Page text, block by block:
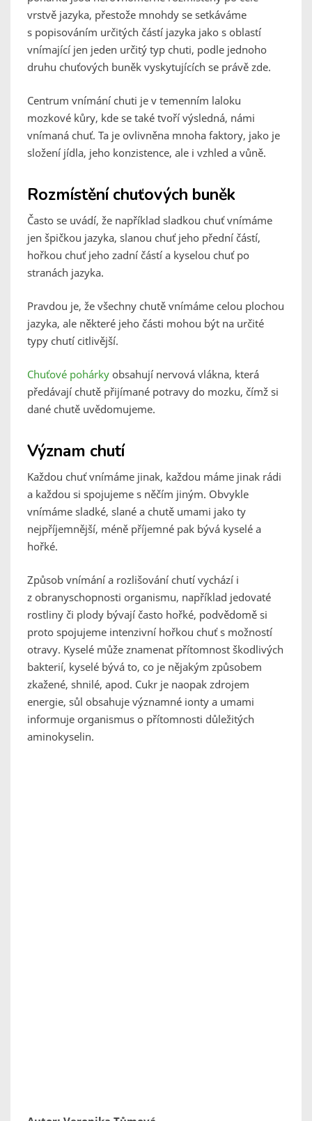
vrstvě jazyka, přestože mnohdy se setkáváme
s popisováním určitých částí jazyka jako s oblastí
vnímající jen jeden určitý typ chuti, podle jednoho
druhu chuťových buněk vyskytujících se právě zde.
Centrum vnímání chuti je v temenním laloku
mozkové kůry, kde se také tvoří výsledná, námi
vnímaná chuť. Ta je ovlivněna mnoha faktory, jako je
složení jídla, jeho konzistence, ale i vzhled a vůně.
Rozmístění chuťových buněk
Často se uvádí, že například sladkou chuť vnímáme
jen špičkou jazyka, slanou chuť jeho přední částí,
hořkou chuť jeho zadní částí a kyselou chuť po
stranách jazyka.
Pravdou je, že všechny chutě vnímáme celou plochou
jazyka, ale některé jeho části mohou být na určité
typy chutí citlivější.
Chuťové pohárky obsahují nervová vlákna, která
předávají chutě přijímané potravy do mozku, čímž si
dané chutě uvědomujeme.
Význam chutí
Každou chuť vnímáme jinak, každou máme jinak rádi
a každou si spojujeme s něčím jiným. Obvykle
vnímáme sladké, slané a chutě umami jako ty
nejpříjemnější, méně příjemné pak bývá kyselé a
hořké.
Způsob vnímání a rozlišování chutí vychází i
z obranyschopnosti organismu, například jedovaté
rostliny či plody bývají často hořké, podvědomě si
proto spojujeme intenzivní hořkou chuť s možností
otravy. Kyselé může znamenat přítomnost škodlivých
bakterií, kyselé bývá to, co je nějakým způsobem
zkažené, shnilé, apod. Cukr je naopak zdrojem
energie, sůl obsahuje významné ionty a umami
informuje organismus o přítomnosti důležitých
aminokyselin.